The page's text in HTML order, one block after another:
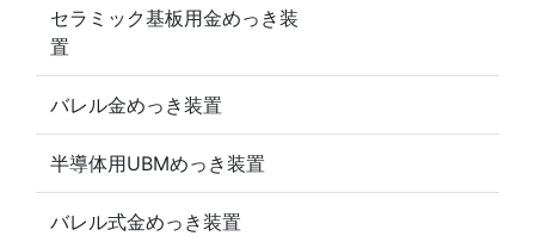
セラミック基板用金めっき装
置
バレル金めっき装置
半導体用UBMめっき装置
バレル式金めっき装置